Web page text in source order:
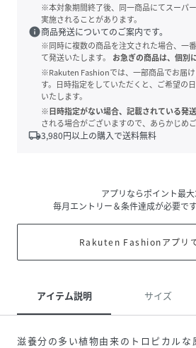
※本対象期間終了後、同一商品にてスーパ
実施されることがあります。
info商品発送についてのご案内です。
※同時に複数の商品を注文された場合、一
て発送いたします。
お急ぎの商品は、個別
※Rakuten Fashionでは、一部商品でお届
す。日時指定をしていただくと、ご希望の
いたします。
※日時指定がない場合、記載されている発
される場合がございますので、あらかじめ
local_shipping3,980円以上の購入で送料無料
アプリならポイント最大
毎月エントリー＆条件達成が必要です
Rakuten Fashionアプリ
アイテム説明 サイズ
滋養分の多い植物由来のトロピカルな